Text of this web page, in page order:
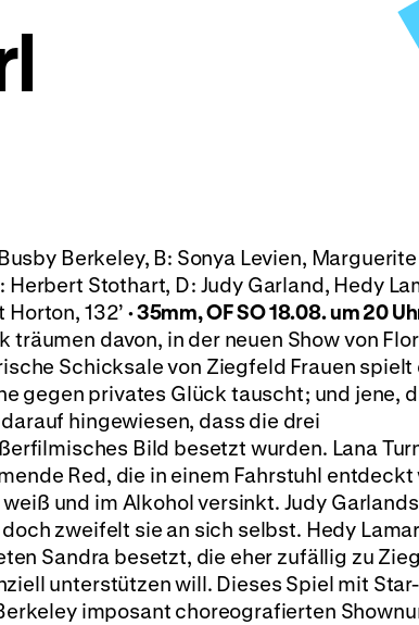
Berkeley, B: Sonya Levien, Marguerite
Herbert Stothart, D: Judy Garland, Hedy
Horton, 132’·35mm, OFSO 18.08. um 20
träumen davon, in der neuen Show von
Schicksale von Ziegfeld Frauen spielt
gegen privates Glück tauscht; und jene,
hingewiesen, dass die drei
Bild besetzt wurden. Lana
Red, die in einem Fahrstuhl entdeckt
und im Alkohol versinkt. Judy
zweifelt sie an sich selbst. Hedy
Sandra besetzt, die eher zufällig zu
unterstützen will. Dieses Spiel mit
imposant choreografierten